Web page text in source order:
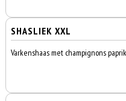
SHASLIEK XXL
Varkenshaas met champignons